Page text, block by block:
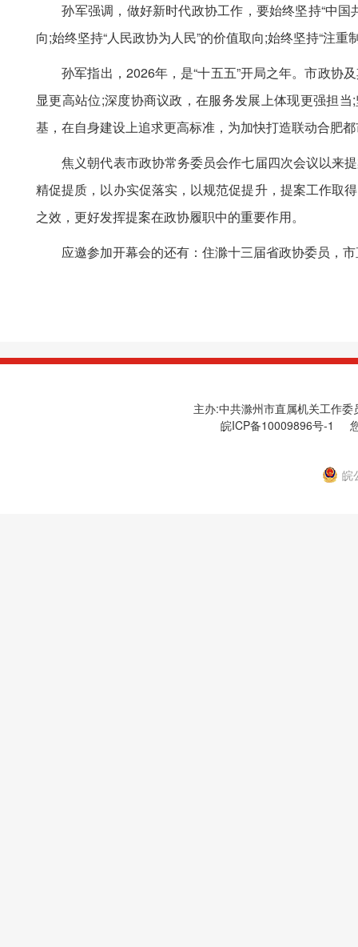
孙军强调，做好新时代政协工作，要始终坚持“中国
向;始终坚持“人民政协为人民”的价值取向;始终坚持“注重
孙军指出，2026年，是“十五五”开局之年。市政协
显更高站位;深度协商议政，在服务发展上体现更强担
基，在自身建设上追求更高标准，为加快打造联动合肥
焦义朝代表市政协常务委员会作七届四次会议以来提
精促提质，以办实促落实，以规范促提升，提案工作取
之效，更好发挥提案在政协履职中的重要作用。
应邀参加开幕会的还有：住滁十三届省政协委员，市
主办:中共滁州市直属机关工作
皖ICP备10009896号-1
您
皖